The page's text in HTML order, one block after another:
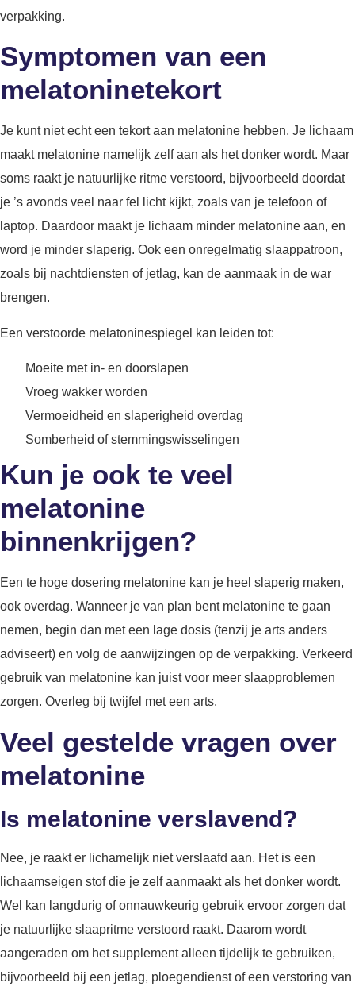
verpakking.
Symptomen van een
melatoninetekort
Je kunt niet echt een tekort aan melatonine hebben. Je lichaam
maakt melatonine namelijk zelf aan als het donker wordt. Maar
soms raakt je natuurlijke ritme verstoord, bijvoorbeeld doordat
je ’s avonds veel naar fel licht kijkt, zoals van je telefoon of
laptop. Daardoor maakt je lichaam minder melatonine aan, en
word je minder slaperig. Ook een onregelmatig slaappatroon,
zoals bij nachtdiensten of jetlag, kan de aanmaak in de war
brengen.
Een verstoorde melatoninespiegel kan leiden tot:
Moeite met in- en doorslapen
Vroeg wakker worden
Vermoeidheid en slaperigheid overdag
Somberheid of stemmingswisselingen
Kun je ook te veel
melatonine
binnenkrijgen?
Een te hoge dosering melatonine kan je heel slaperig maken,
ook overdag. Wanneer je van plan bent melatonine te gaan
nemen, begin dan met een lage dosis (tenzij je arts anders
adviseert) en volg de aanwijzingen op de verpakking. Verkeerd
gebruik van melatonine kan juist voor meer slaapproblemen
zorgen. Overleg bij twijfel met een arts.
Veel gestelde vragen over
melatonine
Is melatonine verslavend?
Nee, je raakt er lichamelijk niet verslaafd aan. Het is een
lichaamseigen stof die je zelf aanmaakt als het donker wordt.
Wel kan langdurig of onnauwkeurig gebruik ervoor zorgen dat
je natuurlijke slaapritme verstoord raakt. Daarom wordt
aangeraden om het supplement alleen tijdelijk te gebruiken,
bijvoorbeeld bij een jetlag, ploegendienst of een verstoring van